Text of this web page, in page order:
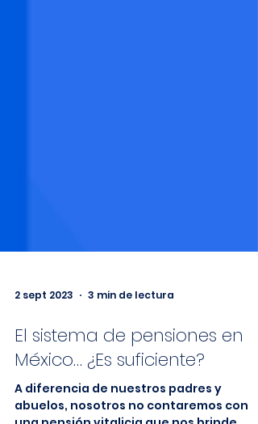
2 sept 2023 3 min de lectura
El sistema de pensiones en
México… ¿Es suficiente?